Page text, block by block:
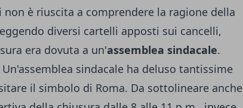
è riuscita a comprendere la ragione della
diversi cartelli apposti sui cancelli,
era dovuta a un'assemblea sindacale.
sindacale ha deluso tantissime
il simbolo di Roma. Da sottolineare anche